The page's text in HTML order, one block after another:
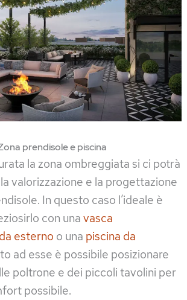
prendisole e piscina
la zona ombreggiata si ci potrà
valorizzazione e la progettazione
In questo caso l’ideale è
con una vasca
esterno o una piscina da
ad esse è possibile posizionare
poltrone e dei piccoli tavolini per
possibile.